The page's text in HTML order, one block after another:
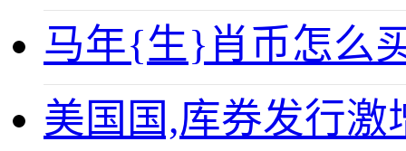
马年{生}肖币怎么
美国国,库券发行